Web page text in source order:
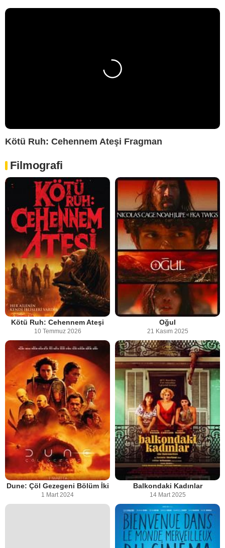
Kötü Ruh: Cehennem Ateşi Fragman
Filmografi
Kötü Ruh: Cehennem Ateşi
10 Temmuz 2026
Oğul
21 Kasım 2025
Dune: Çöl Gezegeni Bölüm İki
1 Mart 2024
Balkondaki Kadınlar
14 Mart 2025